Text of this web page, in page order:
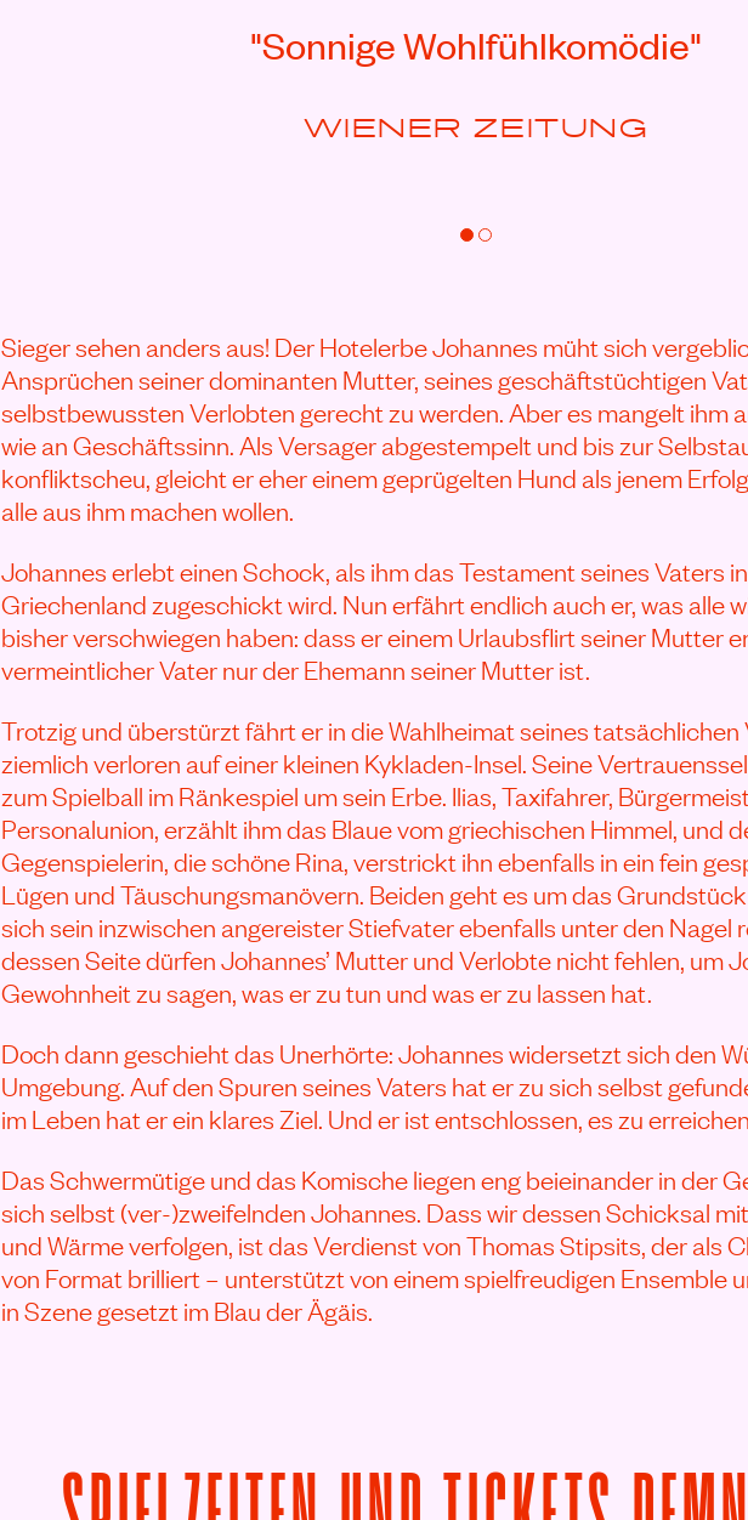
"Sonnige Wohlfühlkomödie"
WIENER ZEITUNG
Sieger sehen anders aus! Der Hotelerbe Johannes müht sich
Ansprüchen seiner dominanten Mutter, seines geschäftstüchtigen
selbstbewussten Verlobten gerecht zu werden. Aber es mangelt ihm
wie an Geschäftssinn. Als Versager abgestempelt und bis zur
konfliktscheu, gleicht er eher einem geprügelten Hund als jenem
alle aus ihm machen wollen.
Johannes erlebt einen Schock, als ihm das Testament seines Vaters
Griechenland zugeschickt wird. Nun erfährt endlich auch er, was alle
bisher verschwiegen haben: dass er einem Urlaubsflirt seiner Mutter
vermeintlicher Vater nur der Ehemann seiner Mutter ist.
Trotzig und überstürzt fährt er in die Wahlheimat seines
ziemlich verloren auf einer kleinen Kykladen-Insel. Seine
zum Spielball im Ränkespiel um sein Erbe. Ilias, Taxifahrer,
Personalunion, erzählt ihm das Blaue vom griechischen Himmel, und
Gegenspielerin, die schöne Rina, verstrickt ihn ebenfalls in ein fein
Lügen und Täuschungsmanövern. Beiden geht es um das
sich sein inzwischen angereister Stiefvater ebenfalls unter den Nagel
dessen Seite dürfen Johannes’ Mutter und Verlobte nicht fehlen, um
Gewohnheit zu sagen, was er zu tun und was er zu lassen hat.
Doch dann geschieht das Unerhörte: Johannes widersetzt sich den
Umgebung. Auf den Spuren seines Vaters hat er zu sich selbst
im Leben hat er ein klares Ziel. Und er ist entschlossen, es zu
Das Schwermütige und das Komische liegen eng beieinander in der
sich selbst (ver-)zweifelnden Johannes. Dass wir dessen Schicksal
und Wärme verfolgen, ist das Verdienst von Thomas Stipsits, der als
von Format brilliert – unterstützt von einem spielfreudigen Ensemble
in Szene gesetzt im Blau der Ägäis.